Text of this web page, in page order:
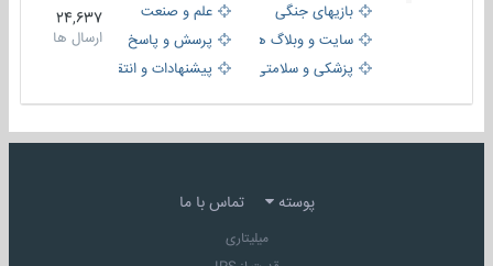
بازیهای جنگی
علم و صنعت
سایت و وبلاگ ها
پرسش و پاسخ
پزشکی و سلامتی
پیشنهادات و انتقادات
24,637
ارسال ها
پوسته تماس با ما
میلیتاری